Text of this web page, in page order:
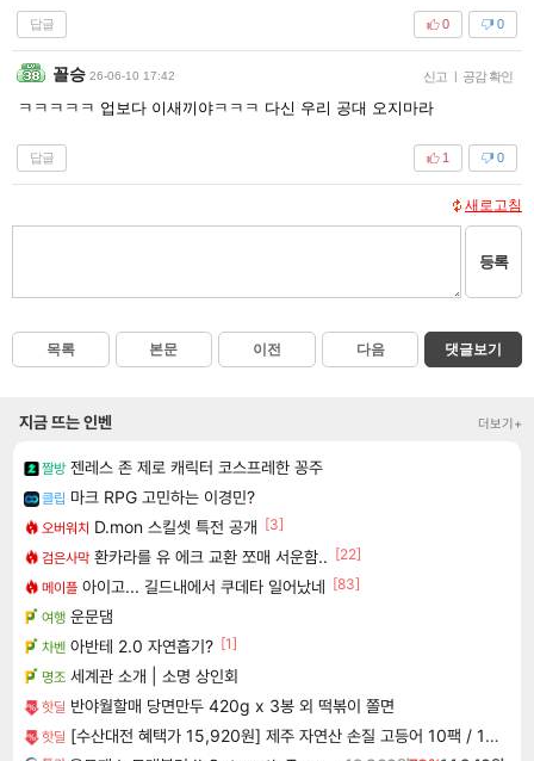
답글 0
0
꼴승 26-06-10 17:42 신고 | 공감 확인
ㅋㅋㅋㅋㅋ 업보다 이새끼야ㅋㅋㅋ 다신 우리 공대 오지마라
답글 0
1
새로고침
등록
목록 본문 이전 다음 댓글보기
지금 뜨는 인벤 더보기+
짤방 젠레스 존 제로 캐릭터 코스프레한 꽁주
클립 마크 RPG 고민하는 이경민?
오버워치 D.mon 스킬셋 특전 공개 [3]
검은사막 환카라를 유 에크 교환 쪼매 서운함.. [22]
메이플 아이고... 길드내에서 쿠데타 일어났네 [83]
여행 운문댐
차벤 아반테 2.0 자연흡기? [1]
명조 세계관 소개 | 소명 상인회
핫딜 반야월할매 당면만두 420g x 3봉 외 떡볶이 쫄면
핫딜 [수산대전 혜택가 15,920원] 제주 자연산 손질 고등어 10팩 / 1팩당 100-120g / 간편조리 반찬